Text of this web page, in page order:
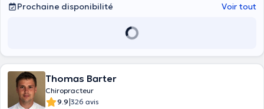
Prochaine disponibilité Voir tout
Thomas Barter
Chiropracteur
9.9|326 avis